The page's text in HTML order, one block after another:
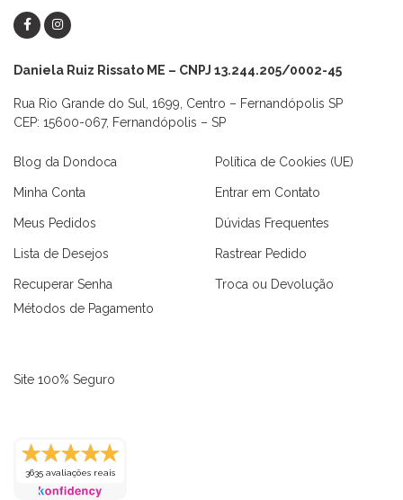
Macaquinhos
Daniela Ruiz Rissato ME – CNPJ 13.244.205/0002-45
Rua Rio Grande do Sul, 1699, Centro – Fernandópolis SP
CEP: 15600-067, Fernandópolis – SP
Blog da Dondoca
Minha Conta
Meus Pedidos
Lista de Desejos
Recuperar Senha
Política de Cookies (UE)
Entrar em Contato
Dúvidas Frequentes
Rastrear Pedido
Troca ou Devolução
Métodos de Pagamento
Site 100% Seguro
3635 avaliações reais